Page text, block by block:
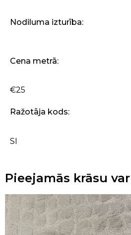
Pieejamās krāsu
Nodiluma izturība:
Cena metrā:
€25
Ražotāja kods:
SI